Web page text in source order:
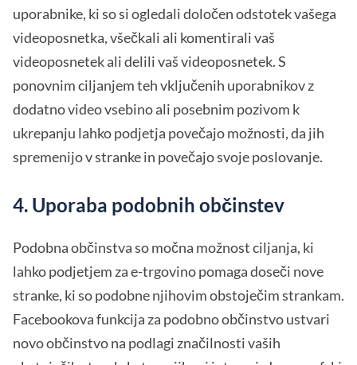
uporabnike, ki so si ogledali določen odstotek vašega
videoposnetka, všečkali ali komentirali vaš
videoposnetek ali delili vaš videoposnetek. S
ponovnim ciljanjem teh vključenih uporabnikov z
dodatno video vsebino ali posebnim pozivom k
ukrepanju lahko podjetja povečajo možnosti, da jih
spremenijo v stranke in povečajo svoje poslovanje.
4. Uporaba podobnih občinstev
Podobna občinstva so močna možnost ciljanja, ki
lahko podjetjem za e-trgovino pomaga doseči nove
stranke, ki so podobne njihovim obstoječim strankam.
Facebookova funkcija za podobno občinstvo ustvari
novo občinstvo na podlagi značilnosti vaših